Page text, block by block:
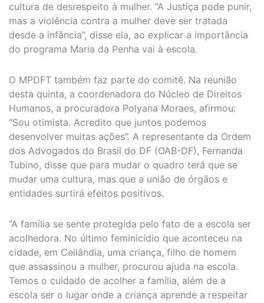
cultura de desrespeito à mulher. “A Justiça pode punir,
mas a violência contra a mulher deve ser tratada
desde a infância”, disse ela, ao explicar a importância
do programa Maria da Penha vai à escola.
O MPDFT também faz parte do comitê. Na reunião
desta quinta, a coordenadora do Núcleo de Direitos
Humanos, a procuradora Polyana Moraes, afirmou:
“Sou otimista. Acredito que juntos podemos
desenvolver muitas ações”. A representante da Ordem
dos Advogados do Brasil do DF (OAB-DF), Fernanda
Tubino, disse que para mudar o quadro terá que se
mudar uma cultura, mas que a união de órgãos e
entidades surtirá efeitos positivos.
“A família se sente protegida pelo fato de a escola ser
acolhedora. No último feminicídio que aconteceu na
cidade, em Ceilândia, uma criança, filho de homem
que assassinou a mulher, procurou ajuda na escola.
Temos o cuidado de acolher a família, além de a
escola ser o lugar onde a criança aprende a respeitar